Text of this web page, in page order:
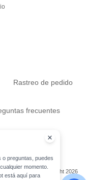
Rastreo de pedido
frecuentes
Mapa del sitio
Copyright 2026
o preguntas, puedes
momento.
está aquí para